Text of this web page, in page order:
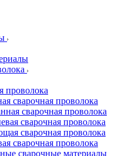
проволока
сварочная проволока
сварочная проволока
сварочная проволока
сварочная проволока
сварочная проволока
сварочные материалы